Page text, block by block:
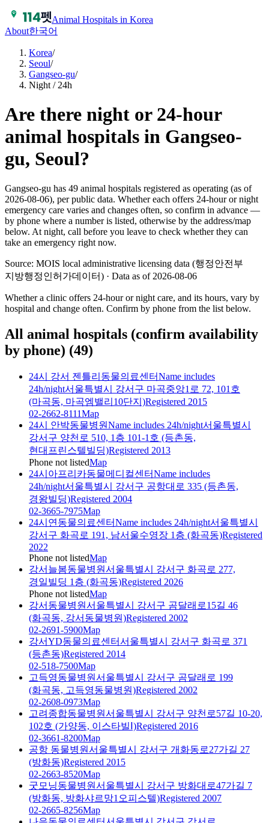
Animal Hospitals in Korea
About한국어
Korea/
Seoul/
Gangseo-gu/
Night / 24h
Are there night or 24-hour
animal hospitals in Gangseo-
gu, Seoul?
Gangseo-gu has 49 animal hospitals registered as operating (as of
2026-08-06), per public data. Whether each offers 24-hour or night
emergency care varies and changes often, so confirm in advance —
by phone where a number is listed, otherwise by the address/map
below. At night, call before you leave to check whether they can
take an emergency right now.
Source: MOIS local administrative licensing data (행정안전부
지방행정인허가데이터) · Data as of 2026-08-06
Whether a clinic offers 24-hour or night care, and its hours, vary by
hospital and change often. Confirm by phone from the list below.
All animal hospitals (confirm availability
by phone) (49)
24시 강서 젠틀리동물의료센터Name includes
24h/night서울특별시 강서구 마곡중앙1로 72, 101호
(마곡동, 마곡엠밸리10단지)Registered 2015
02-2662-8111Map
24시 안박동물병원Name includes 24h/night서울특별시
강서구 양천로 510, 1층 101-1호 (등촌동,
현대프린스텔빌딩)Registered 2013
Phone not listedMap
24시아프리카동물메디컬센터Name includes
24h/night서울특별시 강서구 공항대로 335 (등촌동,
경왕빌딩)Registered 2004
02-3665-7975Map
24시연동물의료센터Name includes 24h/night서울특별시
강서구 화곡로 191, 남서울수영장 1층 (화곡동)Registered
2022
Phone not listedMap
강서늘봄동물병원서울특별시 강서구 화곡로 277,
경일빌딩 1층 (화곡동)Registered 2026
Phone not listedMap
강서동물병원서울특별시 강서구 곰달래로15길 46
(화곡동, 강서동물병원)Registered 2002
02-2691-5900Map
강서YD동물의료센터서울특별시 강서구 화곡로 371
(등촌동)Registered 2014
02-518-7500Map
고득영동물병원서울특별시 강서구 곰달래로 199
(화곡동, 고득영동물병원)Registered 2002
02-2608-0973Map
고려종합동물병원서울특별시 강서구 양천로57길 10-20,
102호 (가양동, 이스타빌Ⅰ)Registered 2016
02-3661-8200Map
공항 동물병원서울특별시 강서구 개화동로27가길 27
(방화동)Registered 2015
02-2663-8520Map
굿모닝동물병원서울특별시 강서구 방화대로47가길 7
(방화동, 방화샤르망1오피스텔)Registered 2007
02-2665-8256Map